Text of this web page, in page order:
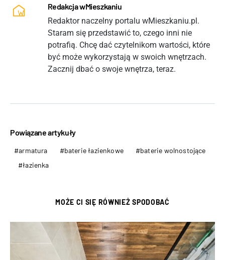
Redakcja wMieszkaniu
Redaktor naczelny portalu wMieszkaniu.pl.
Staram się przedstawić to, czego inni nie
potrafią. Chcę dać czytelnikom wartości, które
być może wykorzystają w swoich wnętrzach.
Zacznij dbać o swoje wnętrza, teraz.
Powiązane artykuły
armatura baterie łazienkowe
baterie wolnostojące
łazienka
MOŻE CI SIĘ RÓWNIEŻ SPODOBAĆ